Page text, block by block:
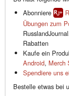
Abonniere
Übungen zum
Rabatten
Kaufe ein
Android, Merch
Spendiere uns
Bestelle etwas bei